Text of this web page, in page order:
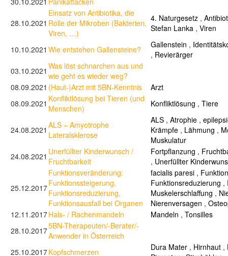
28.10.2021
Einsatz von Antibiotika, die
Rolle der Mikroben (Bakterien,
Viren, …)
4. Naturgesetz ,
Stefan Lanka , Viren
10.10.2021 Wie entstehen Gallensteine? Gallenstein ,
, Revierärger
03.10.2021 Was löst schnarchen aus und
wie geht es wieder weg?
08.09.2021 (Haut-)Arzt mit 5BN-Kenntnis
Arzt
08.09.2021 Konfliktlösung bei Tieren (und
Menschen)
Konfliktlösung , Tiere
24.08.2021 ALS – Amyotrophe
Lateralsklerose
ALS , Atrophie ,
Krämpfe , Lähmung ,
Muskulatur
24.08.2021 Unerfüllter Kinderwunsch /
Fruchtbarkeit
Fortpflanzung ,
, Unerfüllter
25.12.2017
Funktionsveränderung:
Funktionssteigerung,
Funktionsreduzierung,
Funktionsausfall bei Organen
facialis paresi ,
Funktionsreduzierung ,
Muskelerschlaffung ,
Nierenversagen ,
12.11.2017Hals- / Rachenmandeln Mandeln , Tonsilles
28.10.20175BN-Therapeuten/-Berater/-
Anwender in Österreich
25.10.2017Kopfschmerzen Dura Mater , Hirnhaut ,